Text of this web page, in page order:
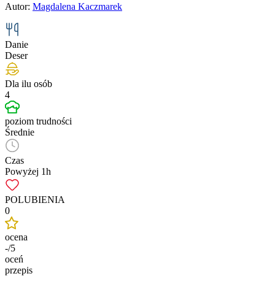
Autor: Magdalena Kaczmarek
Danie
Deser
Dla ilu osób
4
poziom trudności
Średnie
Czas
Powyżej 1h
POLUBIENIA
0
ocena
-/5
oceń
przepis